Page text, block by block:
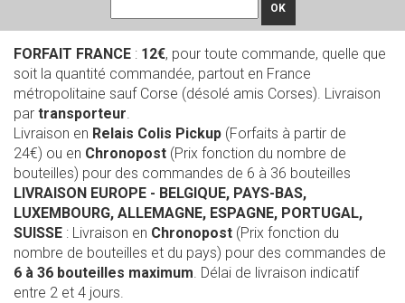
OK
FORFAIT FRANCE : 12€, pour toute commande, quelle que
soit la quantité commandée, partout en France
métropolitaine sauf Corse (désolé amis Corses). Livraison
par transporteur.
Livraison en Relais Colis Pickup (Forfaits à partir de
24€) ou en Chronopost (Prix fonction du nombre de
bouteilles) pour des commandes de 6 à 36 bouteilles
LIVRAISON EUROPE - BELGIQUE, PAYS-BAS,
LUXEMBOURG, ALLEMAGNE, ESPAGNE, PORTUGAL,
SUISSE : Livraison en Chronopost (Prix fonction du
nombre de bouteilles et du pays) pour des commandes de
6 à 36 bouteilles maximum. Délai de livraison indicatif
entre 2 et 4 jours.